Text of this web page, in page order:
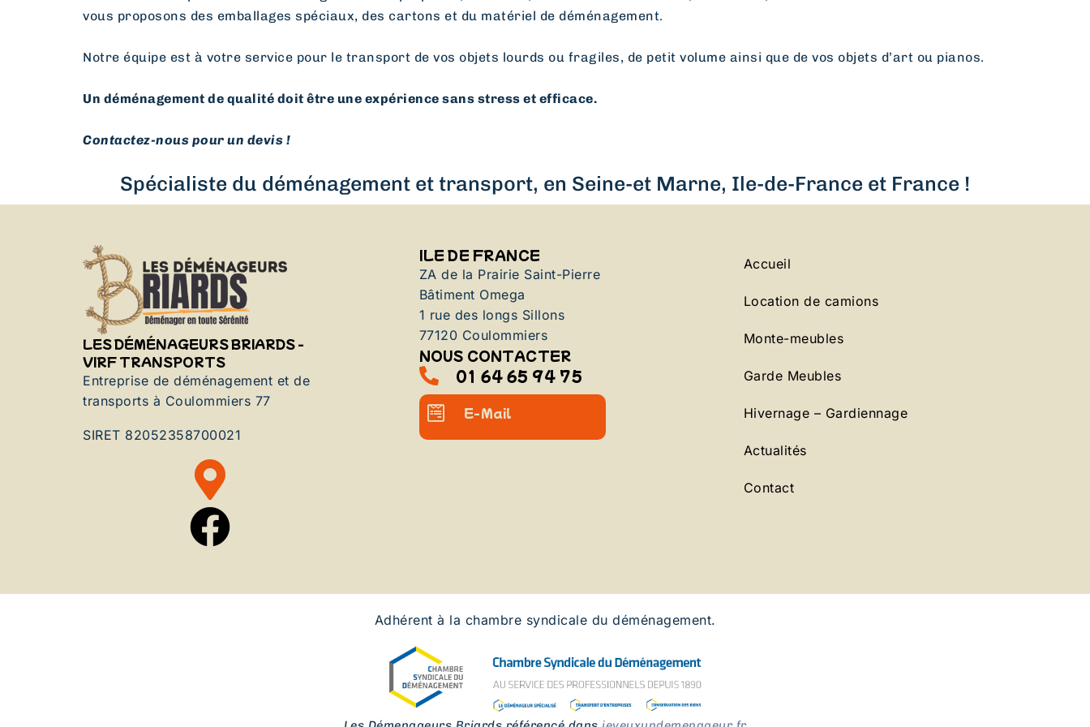
vous proposons des emballages spéciaux, des cartons et du matériel de déménagement.
Notre équipe est à votre service pour le transport de vos objets lourds ou fragiles, de petit volume ainsi que de vos objets d’art ou pianos.
Un déménagement de qualité doit être une expérience sans stress et efficace.
Contactez-nous pour un devis !
Spécialiste du déménagement et transport, en Seine-et Marne, Ile-de-France et France !
LES DÉMÉNAGEURS BRIARDS -
VIRF TRANSPORTS
Entreprise de déménagement et de
transports à Coulommiers 77
SIRET 82052358700021
ILE DE FRANCE
ZA de la Prairie Saint-Pierre
Bâtiment Omega
1 rue des longs Sillons
77120 Coulommiers
NOUS CONTACTER
01 64 65 94 75
E-Mail
Accueil
Location de camions
Monte-meubles
Garde Meubles
Hivernage – Gardiennage
Actualités
Contact
Adhérent à la chambre syndicale du déménagement.